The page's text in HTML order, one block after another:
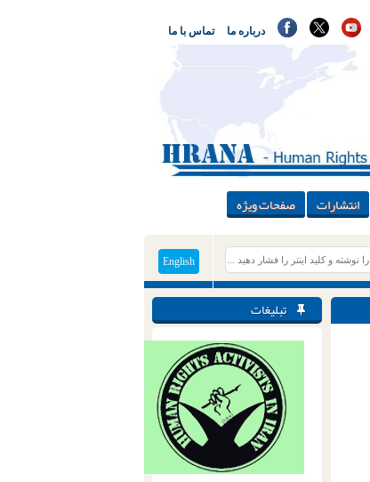
تماس با ما درباره ما
انتشارات صفحات ویژه
English
تبلیغات